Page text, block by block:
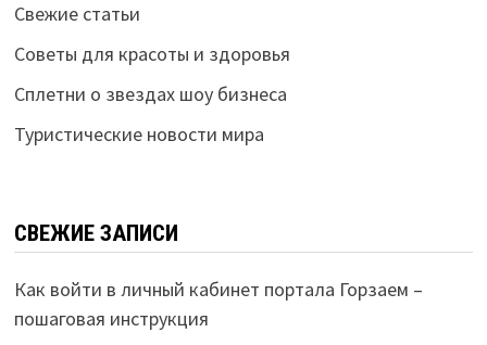
Свежие статьи
Советы для красоты и здоровья
Сплетни о звездах шоу бизнеса
Туристические новости мира
СВЕЖИЕ ЗАПИСИ
Как войти в личный кабинет портала Горзаем –
пошаговая инструкция